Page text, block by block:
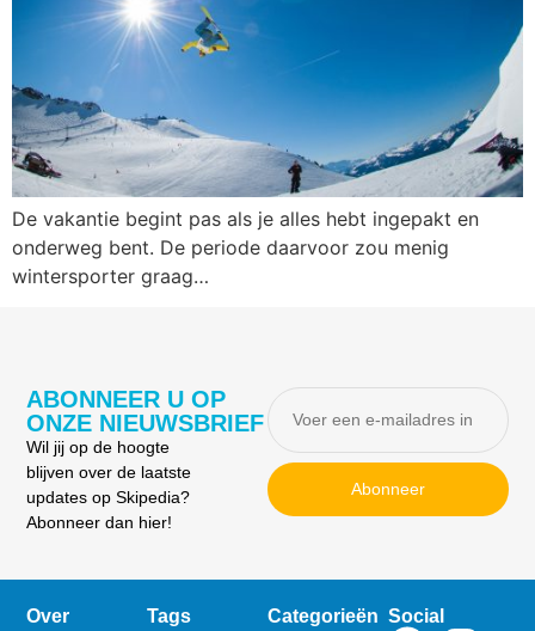
De vakantie begint pas als je alles hebt ingepakt en
onderweg bent. De periode daarvoor zou menig
wintersporter graag…
ABONNEER U OP
ONZE NIEUWSBRIEF
Wil jij op de hoogte
blijven over de laatste
updates op Skipedia?
Abonneer dan hier!
Abonneer
Over
Tags
Categorieën Social